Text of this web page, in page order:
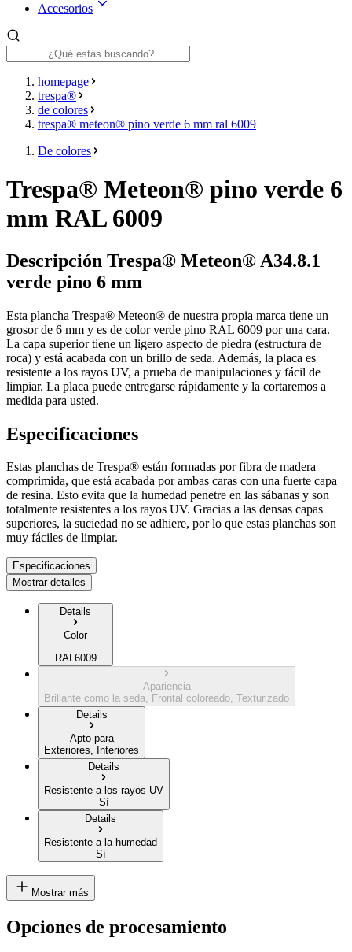
Accesorios
homepage
trespa®
de colores
trespa® meteon® pino verde 6 mm ral 6009
De colores
Trespa® Meteon® pino verde 6
mm RAL 6009
Descripción Trespa® Meteon® A34.8.1
verde pino 6 mm
Esta plancha Trespa® Meteon® de nuestra propia marca tiene un
grosor de 6 mm y es de color verde pino RAL 6009 por una cara.
La capa superior tiene un ligero aspecto de piedra (estructura de
roca) y está acabada con un brillo de seda. Además, la placa es
resistente a los rayos UV, a prueba de manipulaciones y fácil de
limpiar. La placa puede entregarse rápidamente y la cortaremos a
medida para usted.
Especificaciones
Estas planchas de Trespa® están formadas por fibra de madera
comprimida, que está acabada por ambas caras con una fuerte capa
de resina. Esto evita que la humedad penetre en las sábanas y son
totalmente resistentes a los rayos UV. Gracias a las densas capas
superiores, la suciedad no se adhiere, por lo que estas planchas son
muy fáciles de limpiar.
Especificaciones
Mostrar detalles
Details
Color
RAL6009
Apariencia
Brillante como la seda, Frontal coloreado, Texturizado
Details
Apto para
Exteriores, Interiores
Details
Resistente a los rayos UV
Sí
Details
Resistente a la humedad
Sí
Mostrar más
Opciones de procesamiento